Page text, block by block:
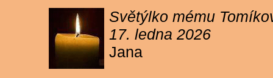
Světýlko mému
17. ledna 2026
Jana